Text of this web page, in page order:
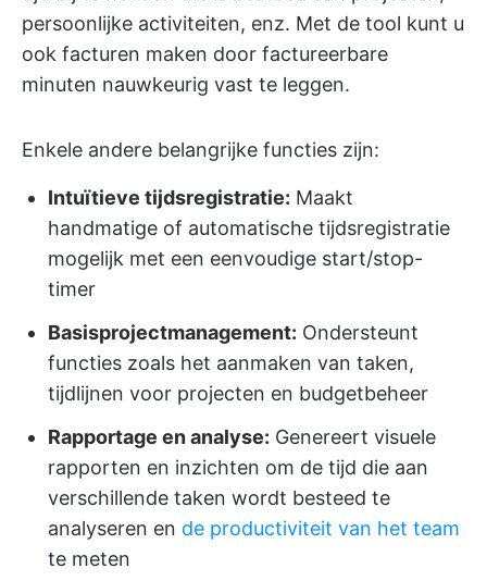
persoonlijke activiteiten, enz. Met de tool kunt u
ook facturen maken door factureerbare
minuten nauwkeurig vast te leggen.
Enkele andere belangrijke functies zijn:
Intuïtieve tijdsregistratie: Maakt
handmatige of automatische tijdsregistratie
mogelijk met een eenvoudige start/stop-
timer
Basisprojectmanagement: Ondersteunt
functies zoals het aanmaken van taken,
tijdlijnen voor projecten en budgetbeheer
Rapportage en analyse: Genereert visuele
rapporten en inzichten om de tijd die aan
verschillende taken wordt besteed te
analyseren en de productiviteit van het team
te meten